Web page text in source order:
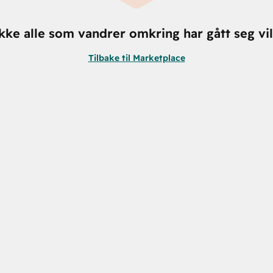
alle som vandrer omkring har gått seg
Tilbake til Marketplace